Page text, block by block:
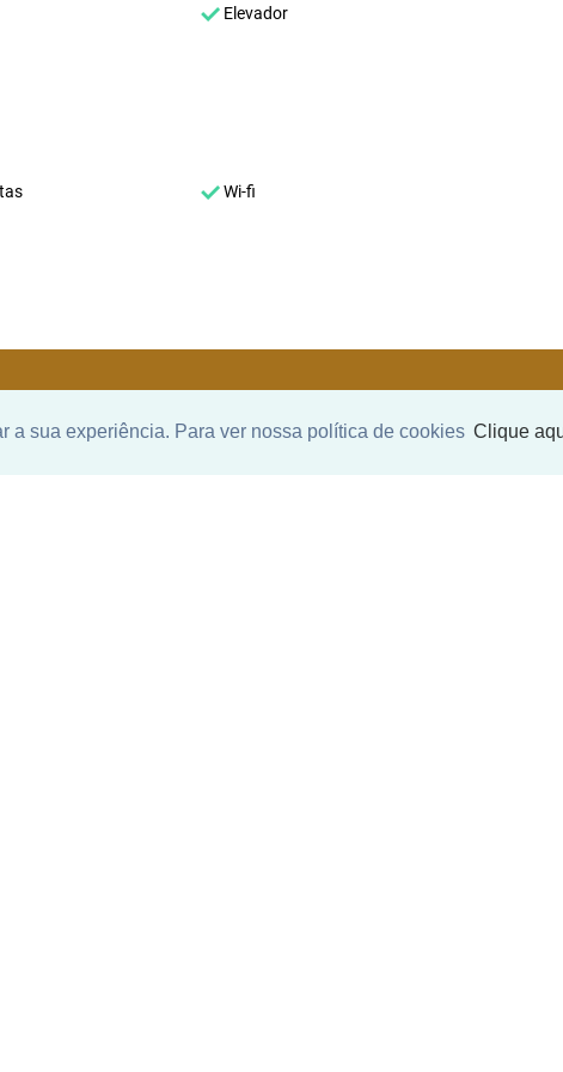
a sua experiência. Para ver nossa política de cookies Clique
Elevador
Wi-fi